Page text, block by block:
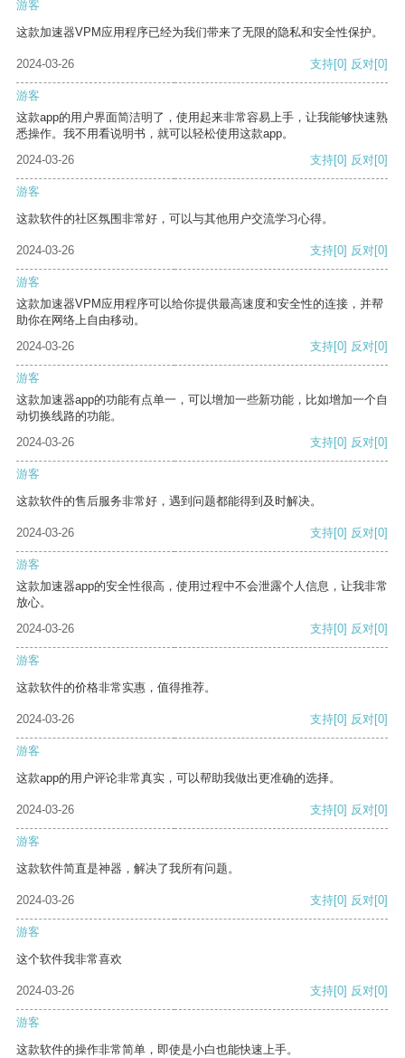
游客
这款加速器VPM应用程序已经为我们带来了无限的隐私和安全性保护。
2024-03-26 支持[0] 反对[0]
游客
这款app的用户界面简洁明了，使用起来非常容易上手，让我能够快速熟
悉操作。我不用看说明书，就可以轻松使用这款app。
2024-03-26
支持[0] 反对[0]
游客
这款软件的社区氛围非常好，可以与其他用户交流学习心得。
2024-03-26 支持[0] 反对[0]
游客
这款加速器VPM应用程序可以给你提供最高速度和安全性的连接，并帮
助你在网络上自由移动。
2024-03-26
支持[0] 反对[0]
游客
这款加速器app的功能有点单一，可以增加一些新功能，比如增加一个自
动切换线路的功能。
2024-03-26
支持[0] 反对[0]
游客
这款软件的售后服务非常好，遇到问题都能得到及时解决。
2024-03-26 支持[0] 反对[0]
游客
这款加速器app的安全性很高，使用过程中不会泄露个人信息，让我非常
放心。
2024-03-26
支持[0] 反对[0]
游客
这款软件的价格非常实惠，值得推荐。
2024-03-26 支持[0] 反对[0]
游客
这款app的用户评论非常真实，可以帮助我做出更准确的选择。
2024-03-26 支持[0] 反对[0]
游客
这款软件简直是神器，解决了我所有问题。
2024-03-26 支持[0] 反对[0]
游客
这个软件我非常喜欢
2024-03-26 支持[0] 反对[0]
游客
这款软件的操作非常简单，即使是小白也能快速上手。